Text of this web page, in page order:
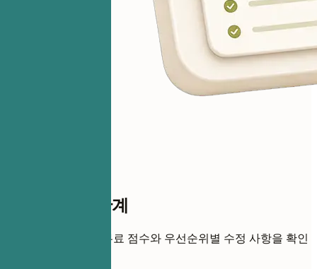
점수까지 한 단계
이력서를 추가하면 무료 점수와 우선순위별 수정 사항을 확인